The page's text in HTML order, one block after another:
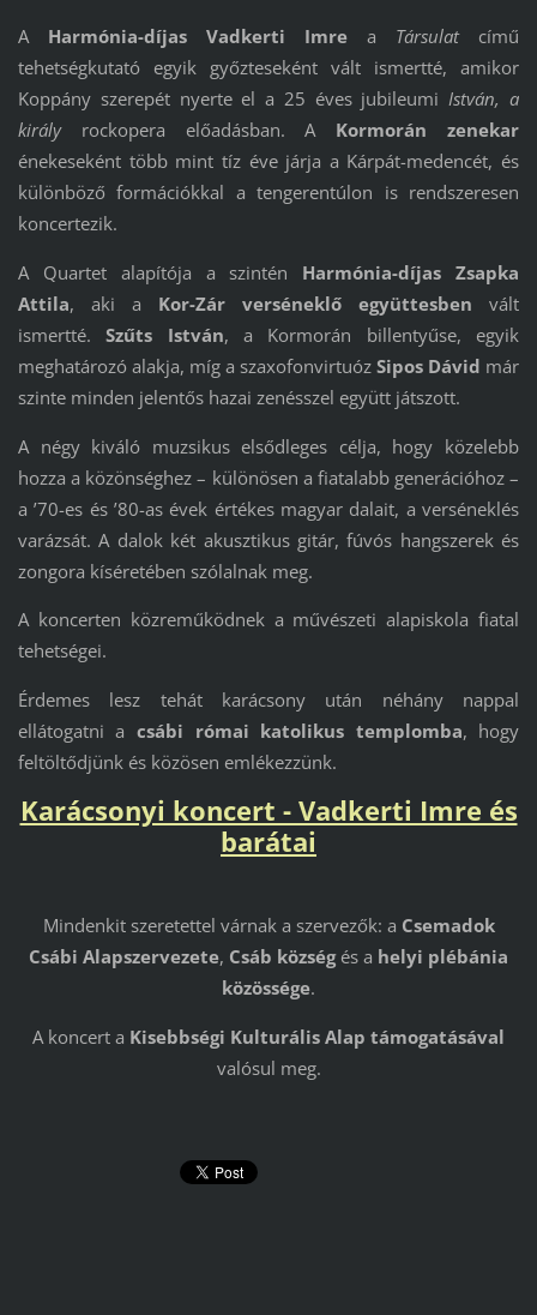
A Harmónia-díjas Vadkerti Imre a Társulatcímű
tehetségkutató egyik győzteseként vált ismertté, amikor
Koppány szerepét nyerte el a 25 éves jubileumi István, a
királyrockopera előadásban. A Kormorán zenekar
énekeseként több mint tíz éve járja a Kárpát-medencét, és
különböző formációkkal a tengerentúlon is rendszeresen
koncertezik.
A Quartet alapítója a szintén Harmónia-díjas Zsapka
Attila, aki a Kor-Zár verséneklő együttesben vált
ismertté.Szűts István, a Kormorán billentyűse, egyik
meghatározó alakja, míg a szaxofonvirtuózSipos Dávid már
szinte minden jelentős hazai zenésszel együtt játszott.
A négy kiváló muzsikus elsődleges célja, hogy közelebb
hozza a közönséghez – különösen a fiatalabb generációhoz –
a ’70-es és ’80-as évek értékes magyar dalait, a verséneklés
varázsát. A dalok két akusztikus gitár, fúvós hangszerek és
zongora kíséretében szólalnak meg.
A koncerten közreműködnek a művészeti alapiskola fiatal
tehetségei.
Érdemes lesz tehát karácsony után néhány nappal
ellátogatni a csábi római katolikus templomba, hogy
feltöltődjünk és közösen emlékezzünk.
Karácsonyi koncert - Vadkerti Imre és
barátai
Mindenkit szeretettel várnak a szervezők: a Csemadok
Csábi Alapszervezete, Csáb községés a helyi plébánia
közössége.
A koncert a Kisebbségi Kulturális Alap támogatásával
valósul meg.